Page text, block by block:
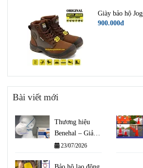
Giày bảo hộ
900.000đ
Bài viết mới
Thương hiệu
Benehal – Giải
pháp bảo vệ hô
23/07/2026